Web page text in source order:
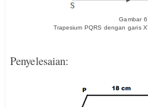
Gambar 6
Trapesium PQRS dengan garis
Penyelesaian: